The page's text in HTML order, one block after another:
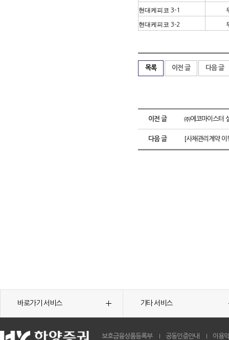
현대케피코 3-1
현대케피코 3-2
목록 이전 글 다음 글
이전 글 ㈜에코마이스터
다음 글 [사채관리계약
바로가기 서비스 기타 서비스
보호금융상품등록부 공동인증안내 이용